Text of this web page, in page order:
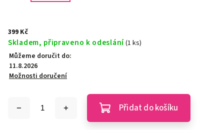
399 Kč
Skladem, připraveno k odeslání(1 ks)
Můžeme doručit do:
11.8.2026
Možnosti doručení
Přidat do košíku